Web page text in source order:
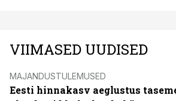
VIIMASED UUDISED
MAJANDUSTULEMUSED
Eesti hinnakasv aeglustus